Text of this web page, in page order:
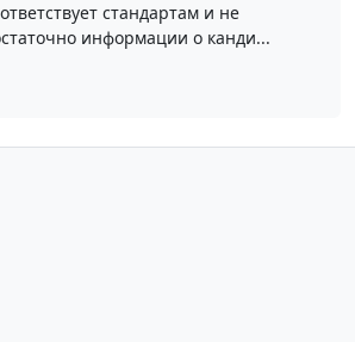
стандартам и не
информации о канди...